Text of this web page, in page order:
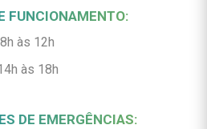
FUNCIONAMENTO:
8h às 12h
às 18h
DE EMERGÊNCIAS: